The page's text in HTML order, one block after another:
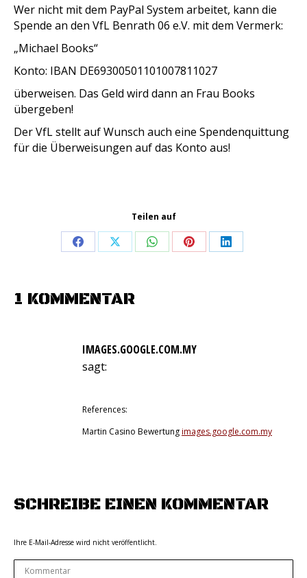
Wer nicht mit dem PayPal System arbeitet, kann die
Spende an den VfL Benrath 06 e.V. mit dem Vermerk:
„Michael Books“
Konto: IBAN DE69300501101007811027
überweisen. Das Geld wird dann an Frau Books
übergeben!
Der VfL stellt auf Wunsch auch eine Spendenquittung
für die Überweisungen auf das Konto aus!
Teilen auf
Share
Facebook
Share
X
Share Share Share
1 KOMMENTAR
IMAGES.GOOGLE.COM.MY
sagt:
References:
Martin Casino Bewertungimages.google.com.my
SCHREIBE EINEN KOMMENTAR
Ihre E-Mail-Adresse wird nicht veröffentlicht.
Kommentar